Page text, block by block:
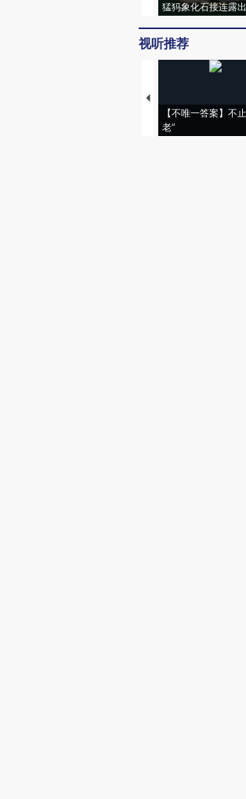
猛犸象化石接连露出
视听推荐
【不唯一答案】不
老”